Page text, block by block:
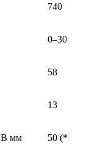
740
0–30
58
13
B мм 50 (*